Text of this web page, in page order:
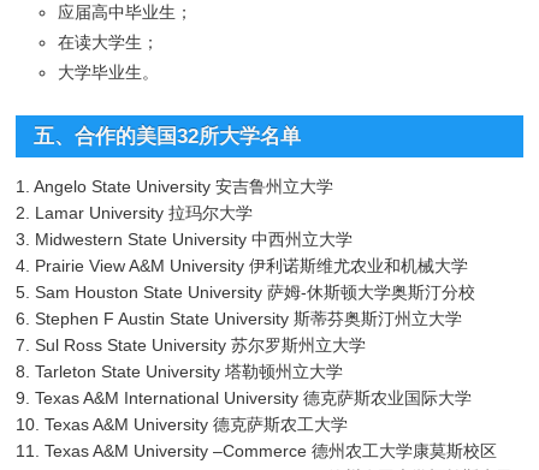
应届高中毕业生；
在读大学生；
大学毕业生。
五、合作的美国32所大学名单
1. Angelo State University 安吉鲁州立大学
2. Lamar University 拉玛尔大学
3. Midwestern State University 中西州立大学
4. Prairie View A&M University 伊利诺斯维尤农业和机械大学
5. Sam Houston State University 萨姆-休斯顿大学奥斯汀分校
6. Stephen F Austin State University 斯蒂芬奥斯汀州立大学
7. Sul Ross State University 苏尔罗斯州立大学
8. Tarleton State University 塔勒顿州立大学
9. Texas A&M International University 德克萨斯农业国际大学
10. Texas A&M University 德克萨斯农工大学
11. Texas A&M University –Commerce 德州农工大学康莫斯校区